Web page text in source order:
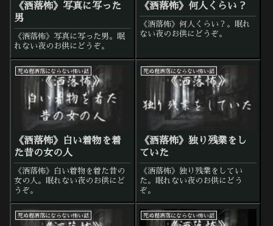
《洒落怖》写真に写った
男
《洒落怖》写真に写った男。眠
れない夜のお供にどうぞ。
《洒落怖》何人くらい？
《洒落怖》何人くらい？。眠れ
ない夜のお供にどうぞ。
死ぬ程洒落にならない怖い話
《洒落怖》白い着物を着
た昔の女の人
《洒落怖》白い着物を着た昔の
女の人。眠れない夜のお供にど
うぞ。
死ぬ程洒落にならない怖い話
《洒落怖》独り残業をし
ていた
《洒落怖》独り残業をしてい
た。眠れない夜のお供にどう
ぞ。
死ぬ程洒落にならない怖い話 死ぬ程洒落にならない怖い話